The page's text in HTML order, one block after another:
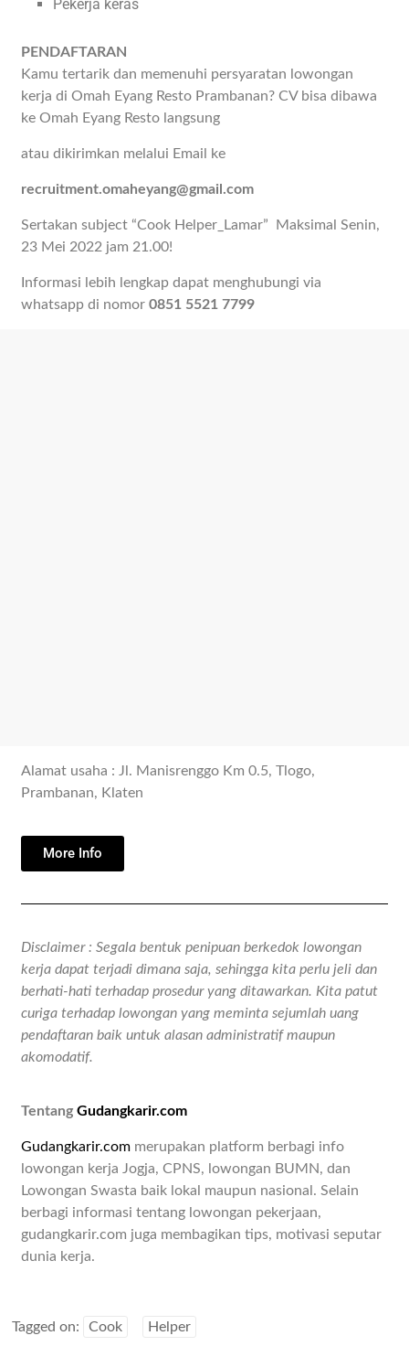
Pekerja keras
PENDAFTARAN
Kamu tertarik dan memenuhi persyaratan lowongan
kerja di Omah Eyang Resto Prambanan? CV bisa dibawa
ke Omah Eyang Resto langsung
atau dikirimkan melalui Email ke
recruitment.omaheyang@gmail.com
Sertakan subject “Cook Helper_Lamar” Maksimal Senin,
23 Mei 2022 jam 21.00!
Informasi lebih lengkap dapat menghubungi via
whatsapp di nomor0851 5521 7799
Alamat usaha : Jl. Manisrenggo Km 0.5, Tlogo,
Prambanan, Klaten
More Info
Disclaimer : Segala bentuk penipuan berkedok lowongan
kerja dapat terjadi dimana saja, sehingga kita perlu jeli dan
berhati-hati terhadap prosedur yang ditawarkan. Kita patut
curiga terhadap lowongan yang meminta sejumlah uang
pendaftaran baik untuk alasan administratif maupun
akomodatif.
TentangGudangkarir.com
Gudangkarir.com merupakan platform berbagi info
lowongan kerja Jogja, CPNS, lowongan BUMN, dan
Lowongan Swasta baik lokal maupun nasional. Selain
berbagi informasi tentang lowongan pekerjaan,
gudangkarir.com juga membagikan tips, motivasi seputar
dunia kerja.
Tagged on: Cook Helper